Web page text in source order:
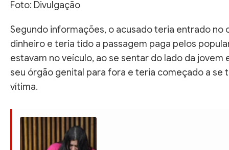
Foto: Divulgação
Segundo informações, o acusado teria entrado no
dinheiro e teria tido a passagem paga pelos
estavam no veículo, ao se sentar do lado da jovem
seu órgão genital para fora e teria começado a se
vítima.